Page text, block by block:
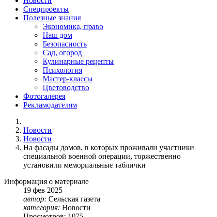
Спецпроекты
Полезные знания
Экономика, право
Наш дом
Безопасность
Сад, огород
Кулинарные рецепты
Психология
Мастер-классы
Цветоводство
Фотогалерея
Рекламодателям
Новости
Новости
На фасады домов, в которых проживали участники
специальной военной операции, торжественно
установили мемориальные таблички
Информация о материале
19 фев 2025
автор: Сельская газета
категория: Новости